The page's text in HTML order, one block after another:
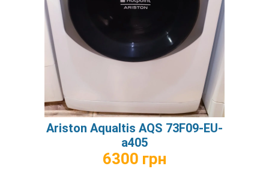
Ariston Aqualtis AQS 73F09-EU-
а405
6300 грн